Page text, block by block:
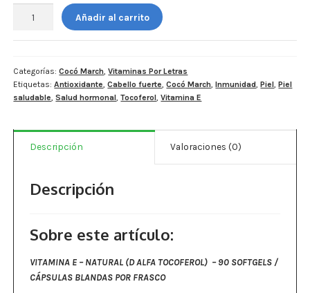
Salud Visual
Multivitaminas Niños
Vitamina
400
IU
-
softgels.
cantidad
Añadir al carrito
Categorías:Cocó March,Vitaminas Por Letras
Etiquetas:Antioxidante,Cabello fuerte,Cocó March,Inmunidad,Piel,Piel
saludable,Salud hormonal,Tocoferol,Vitamina E
Descripción Valoraciones (0)
Descripción
Sobre este artículo:
VITAMINA E – NATURAL (D ALFA TOCOFEROL) – 90 SOFTGELS /
CÁPSULAS BLANDAS POR FRASCO